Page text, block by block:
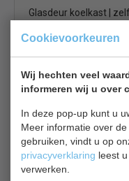
Cookievoorkeuren
Wij hechten veel
informeren wij u over
In deze pop-up kunt u
Meer informatie over
gebruiken, vindt u op
privacyverklaring leest
verwerken.
Glasdeur koelkast |
Koelkast glasdeur
Combisteel 7455.1384